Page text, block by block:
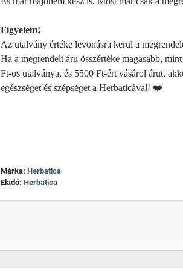
Figyelem!
Az utalvány értéke levonásra kerül a
Ha a megrendelt áru összértéke magasabb,
Ft-os utalványa, és 5500 Ft-ért vásárol árut,
egészséget és szépséget a Herbaticával! ❤️
Márka: Herbatica
Eladó: Herbatica